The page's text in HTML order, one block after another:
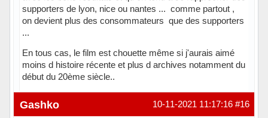
supporters de lyon, nice ou nantes ... comme partout ,
on devient plus des consommateurs que des supporters
...
En tous cas, le film est chouette même si j'aurais aimé
moins d histoire récente et plus d archives notamment du
début du 20ème siècle..
Hors ligne #16
10-11-2021 11:17:16
Gashko